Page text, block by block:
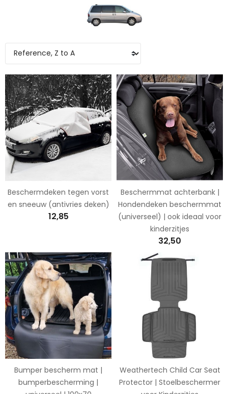
Beschermdeken tegen vorst
en sneeuw (antivries deken)
12,85
Beschermmat achterbank |
Hondendeken beschermmat
(universeel) | ook ideaal voor
kinderzitjes
32,50
Bumper bescherm mat |
bumperbescherming |
Weathertech Child Car Seat
Protector | Stoelbeschermer